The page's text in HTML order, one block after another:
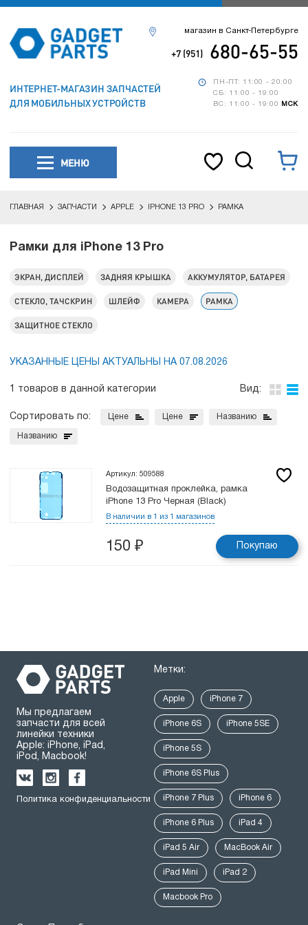
ИНТЕРНЕТ-МАГАЗИН ЗАПЧАСТЕЙ
ДЛЯ МОБИЛЬНЫХ УСТРОЙСТВ
ПН-ПТ: 11:00 - 20:00
СБ: 11:00 - 19:00
ВС: 11:00 - 19:00
МСК
магазин в Санкт-Петербурге
+7 (951) 680-65-55
МЕНЮ
ГЛАВНАЯ ЗАПЧАСТИ APPLE IPHONE 13 PRO РАМКА
Рамки для iPhone 13 Pro
ЭКРАН, ДИСПЛЕЙ ЗАДНЯЯ КРЫШКА АККУМУЛЯТОР, БАТАРЕЯ
СТЕКЛО, ТАЧСКРИН ШЛЕЙФ КАМЕРА РАМКА
ЗАЩИТНОЕ СТЕКЛО
УКАЗАННЫЕ ЦЕНЫ АКТУАЛЬНЫ НА 07.08.2026
1 товаров в данной категории Вид:
Сортировать по: Цене Цене Названию
Названию
Артикул: 509588
Водозащитная проклейка, рамка
iPhone 13 Pro Черная (Black)
В наличии в 1 из 1 магазинов
150 ₽ Покупаю
Мы предлагаем
запчасти для всей
линейки техники
Apple: iPhone, iPad,
iPod, Macbook!
Политика конфиденциальности
Метки:
Apple iPhone 7
iPhone 6S iPhone 5SE
iPhone 5S
iPhone 6S Plus
iPhone 7 Plus iPhone 6
iPhone 6 Plus iPad 4
iPad 5 Air MacBook Air
iPad Mini iPad 2
Macbook Pro